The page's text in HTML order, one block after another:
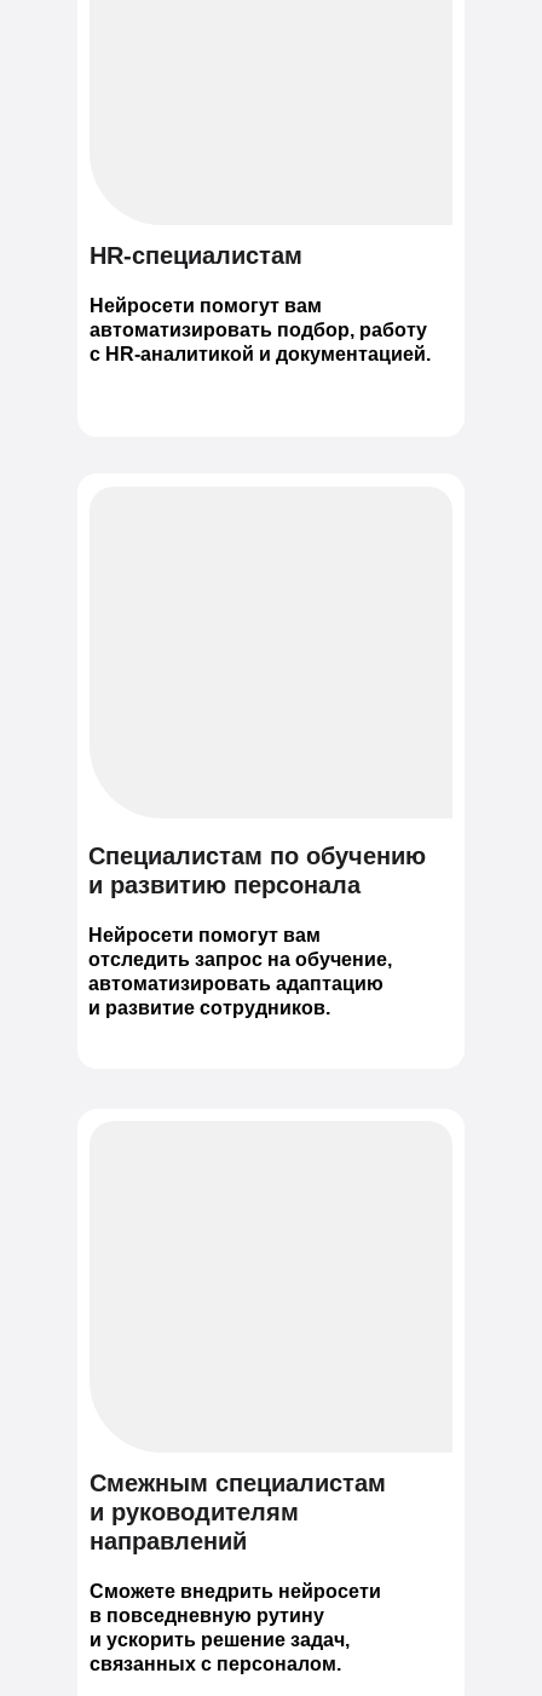
HR-специалистам
Нейросети помогут вам
автоматизировать подбор, работу
с HR-аналитикой и документацией.
Специалистам по обучению
и развитию персонала
Нейросети помогут вам
отследить запрос на обучение,
автоматизировать адаптацию
и развитие сотрудников.
Смежным специалистам
и руководителям
направлений
Сможете внедрить нейросети
в повседневную рутину
и ускорить решение задач,
связанных с персоналом.